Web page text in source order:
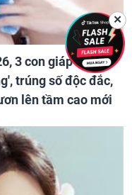
3 con giáp như 'cá
trúng số độc đắc,
lên tầm cao mới
✕